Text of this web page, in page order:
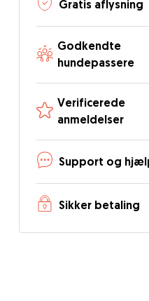
Gratis aflysning
Godkendte
hundepassere
Verificerede
anmeldelser
Support og
Sikker betaling